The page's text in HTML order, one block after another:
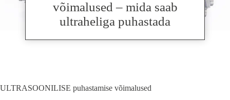
võimalused – mida saab
ultraheliga puhastada
ULTRASOONILISE puhastamise võimalused